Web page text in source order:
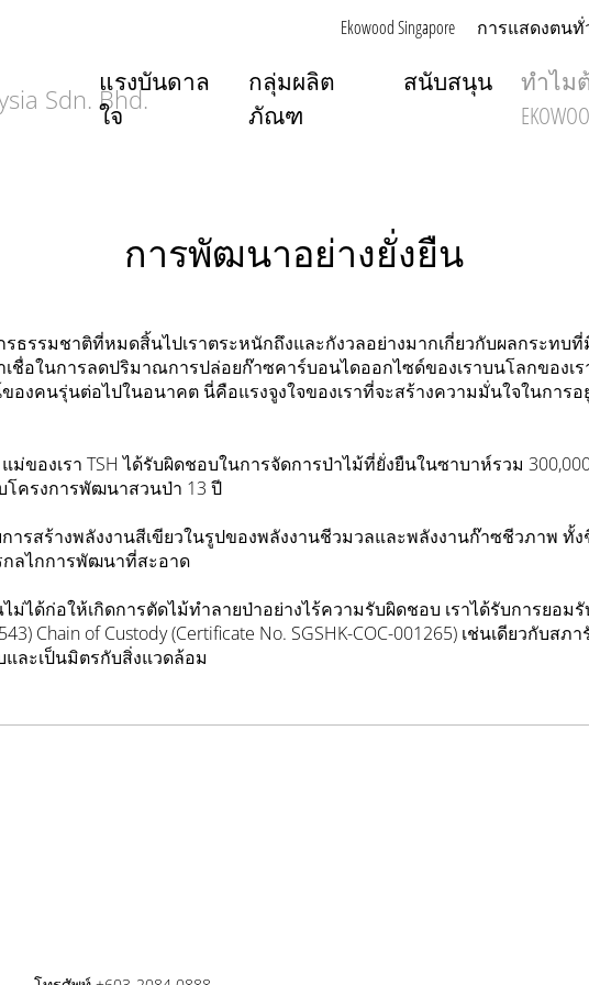
Ekowood Singapore การแสดงตนทั่
แรงบันดาล
ใจ
กลุ่มผลิต
ภัณฑ
สนับสนุน
ทำไม
การพัฒนาอย่างยั่งยืน
ธรรมชาติที่หมดสิ้นไปเราตระหนักถึงและกังวลอย่างมากเกี่ยวกับผลกระทบ
ชื่อในการลดปริมาณการปล่อยก๊าซคาร์บอนไดออกไซด์ของเราบนโลกของเ
องคนรุ่นต่อไปในอนาคต นี่คือแรงจูงใจของเราที่จะสร้างความมั่นใจในการ
ม่ของเรา TSH ได้รับผิดชอบในการจัดการป่าไม้ที่ยั่งยืนในซาบาห์รวม
โครงการพัฒนาสวนป่า 13 ปี
การสร้างพลังงานสีเขียวในรูปของพลังงานชีวมวลและพลังงานก๊าซชีวภาพ
กลไกการพัฒนาที่สะอาด
ได้ก่อให้เกิดการตัดไม้ทำลายป่าอย่างไร้ความรับผิดชอบ เราได้รับการยอมรั
Chain of Custody (Certificate No. SGSHK-COC-001265) เช่นเดียวกับสภ
ละเป็นมิตรกับสิ่งแวดล้อม